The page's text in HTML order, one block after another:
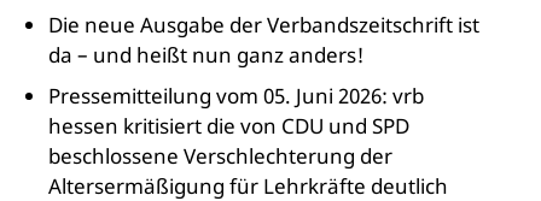
Die neue Ausgabe der Verbandszeitschrift ist
da – und heißt nun ganz anders!
Pressemitteilung vom 05. Juni 2026: vrb
hessen kritisiert die von CDU und SPD
beschlossene Verschlechterung der
Altersermäßigung für Lehrkräfte deutlich